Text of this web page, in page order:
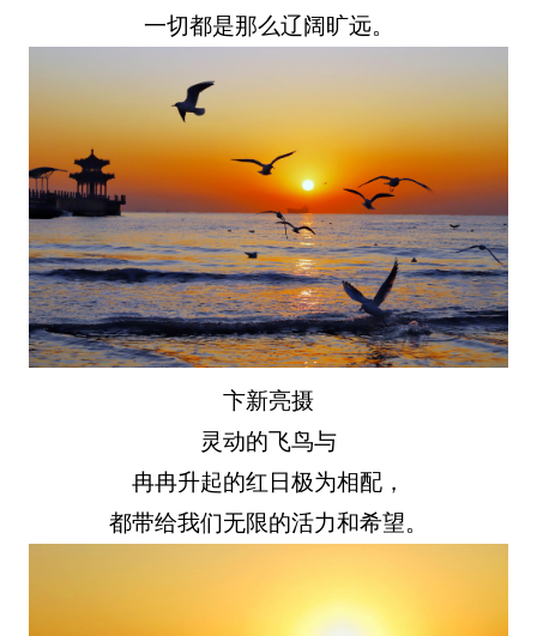
一切都是那么辽阔旷远。
卞新亮摄
灵动的飞鸟与
冉冉升起的红日极为相配，
都带给我们无限的活力和希望。